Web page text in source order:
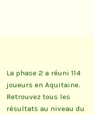
La phase 2 a réuni 114
joueurs en Aquitaine.
Retrouvez tous les
résultats au niveau du